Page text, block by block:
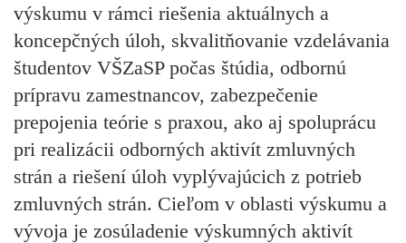
výskumu v rámci riešenia aktuálnych a
koncepčných úloh, skvalitňovanie vzdelávania
študentov VŠZaSP počas štúdia, odbornú
prípravu zamestnancov, zabezpečenie
prepojenia teórie s praxou, ako aj spoluprácu
pri realizácii odborných aktivít zmluvných
strán a riešení úloh vyplývajúcich z potrieb
zmluvných strán. Cieľom v oblasti výskumu a
vývoja je zosúladenie výskumných aktivít